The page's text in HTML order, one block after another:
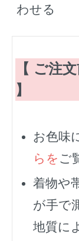
わせる
【 ご注
】
お色味
らを ご
着物や
が手で
地質に